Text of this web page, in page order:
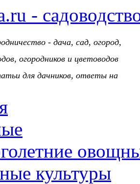
-
- дача, сад, огород,
огородников и цветоводов
для дачников, ответы на
культуры